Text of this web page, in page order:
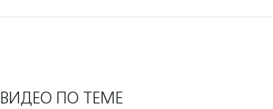
ВИДЕО ПО ТЕМЕ